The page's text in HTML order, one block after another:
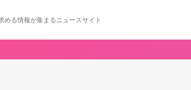
める情報が集まるニュースサイト